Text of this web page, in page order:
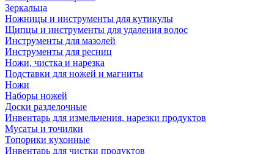
Зеркальца
Ножницы и инструменты для кутикулы
Щипцы и инструменты для удаления волос
Инструменты для мазолей
Инструменты для ресниц
Ножи, чистка и нарезка
Подставки для ножей и магниты
Ножи
Наборы ножей
Доски разделочные
Инвентарь для измельчения, нарезки продуктов
Мусаты и точилки
Топорики кухонные
Инвентарь для чистки продуктов